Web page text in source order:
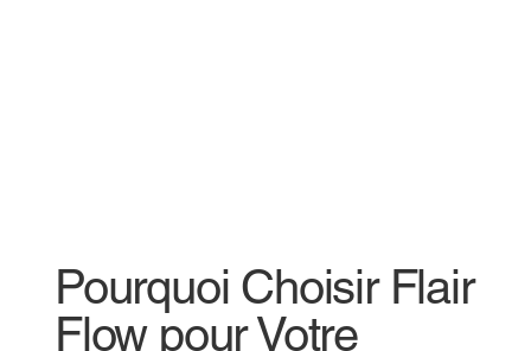
Pourquoi Choisir Flair
Flow pour Votre